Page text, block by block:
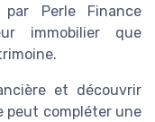
par Perle Finance
immobilier que
et découvrir
peut compléter une